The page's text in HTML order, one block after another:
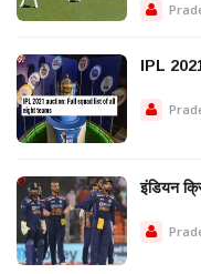
IPL
इंडियन